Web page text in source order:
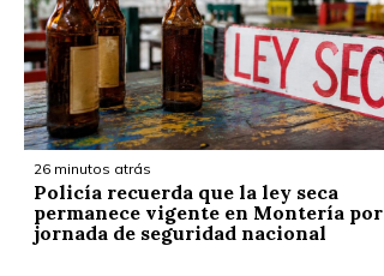
26 minutos atrás
Policía recuerda que la ley seca
permanece vigente en Montería por
jornada de seguridad nacional